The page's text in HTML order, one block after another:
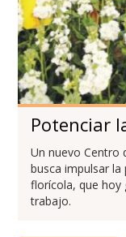
Potenciar
Un nuevo Centro
busca impulsar
florícola, que hoy
trabajo.